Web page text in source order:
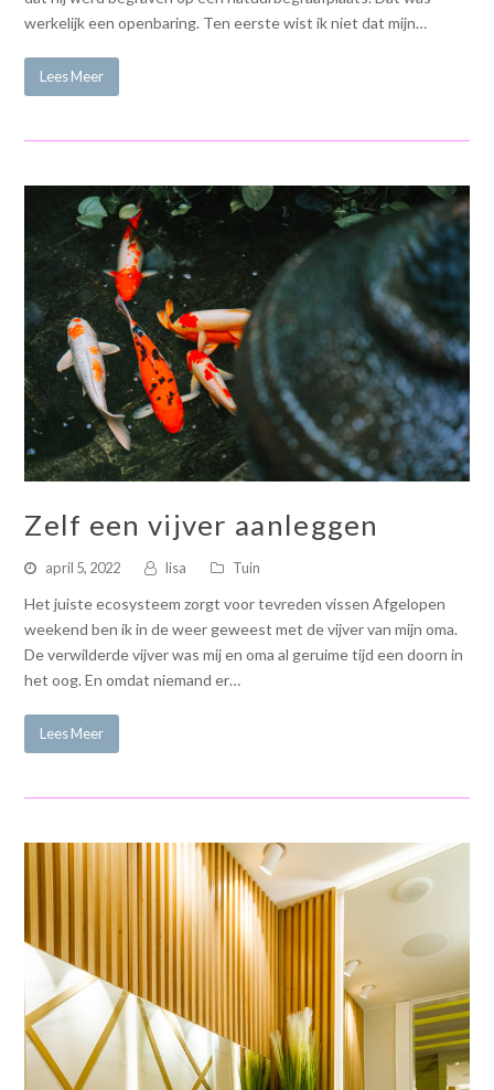
werkelijk een openbaring. Ten eerste wist ik niet dat mijn…
Lees Meer
Zelf een vijver aanleggen
april 5, 2022 lisa Tuin
Het juiste ecosysteem zorgt voor tevreden vissen Afgelopen
weekend ben ik in de weer geweest met de vijver van mijn oma.
De verwilderde vijver was mij en oma al geruime tijd een doorn in
het oog. En omdat niemand er…
Lees Meer